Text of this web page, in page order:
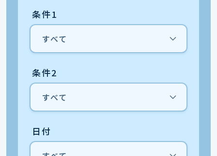
条件1
条件2
日付